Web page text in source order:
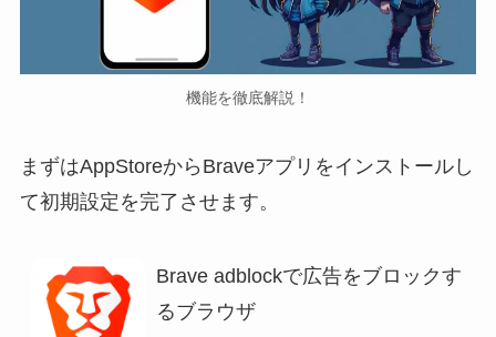
機能を徹底解説！
まずはAppStoreからBraveアプリをインストールし
て初期設定を完了させます。
Brave adblockで広告をブロックす
るブラウザ